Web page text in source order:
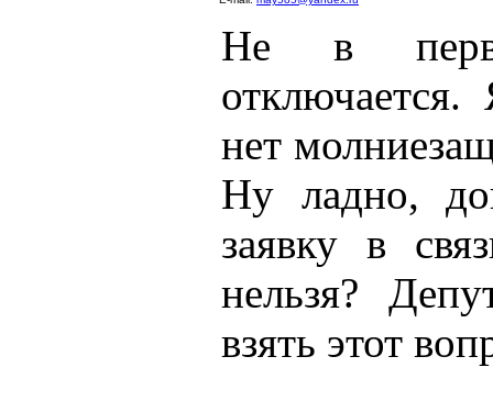
Не в
нет
Ну ладно,
заявку в
нельзя?
взять этот